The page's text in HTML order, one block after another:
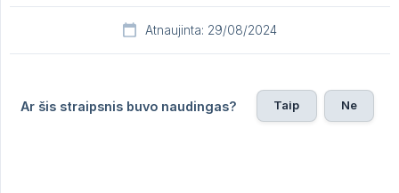
Atnaujinta: 29/08/2024
Ar šis straipsnis buvo naudingas? Taip Ne